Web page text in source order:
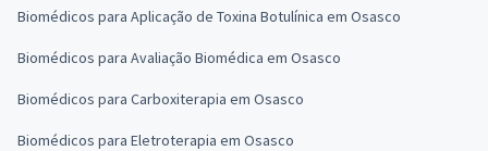
Biomédicos para Aplicação de Toxina Botulínica em Osasco
Biomédicos para Avaliação Biomédica em Osasco
Biomédicos para Carboxiterapia em Osasco
Biomédicos para Eletroterapia em Osasco